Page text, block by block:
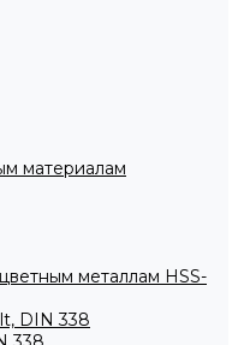
материалам
металлам HSS-
DIN 338